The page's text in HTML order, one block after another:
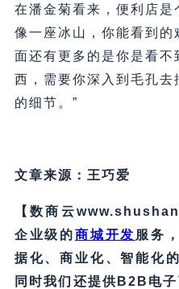
在潘金菊看来，便利店是
像一座冰山，你能看到
面还有更多的是你是看不
西，需要你深入到毛孔
的细节。”
文章来源：王巧爱
【数商云
企业级的商城开发 服务
据化、商业化、智能化
同时我们还提供B2B电